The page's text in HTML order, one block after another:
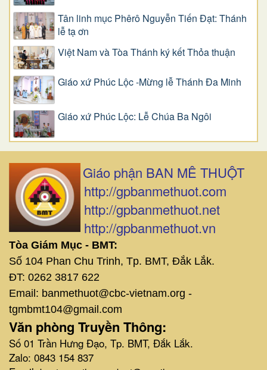
Tân linh mục Phêrô Nguyễn Tiến Đạt: Thánh
lễ tạ ơn
Việt Nam và Tòa Thánh ký kết Thỏa thuận
Giáo xứ Phúc Lộc -Mừng lễ Thánh Đa Minh
Giáo xứ Phúc Lộc: Lễ Chúa Ba Ngôi
Giáo phận BAN MÊ THUỘT
http://gpbanmethuot.com
http://gpbanmethuot.net
http://gpbanmethuot.vn
Tòa Giám Mục - BMT:
Số 104 Phan Chu Trinh, Tp. BMT, Đắk Lắk.
ĐT: 0262 3817 622
Email: banmethuot@cbc-vietnam.org -
tgmbmt104@gmail.com
Văn phòng Truyền Thông:
Số 01 Trần Hưng Đạo, Tp. BMT, Đắk Lắk.
Zalo: 0843 154 837